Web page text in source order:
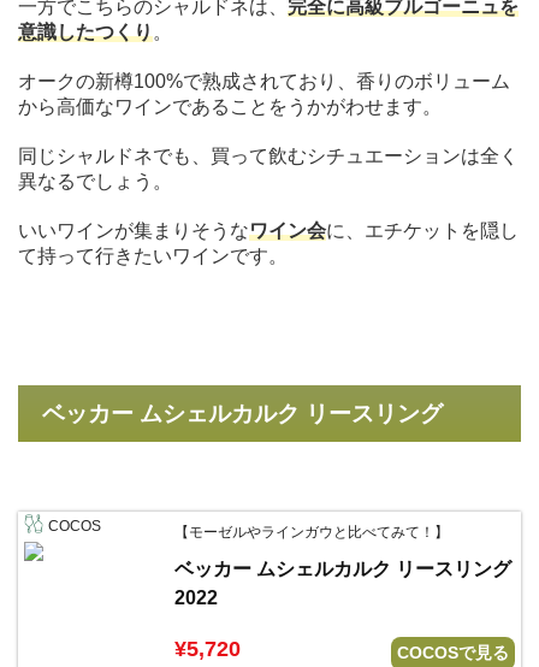
一方でこちらのシャルドネは、 完全に高級ブルゴーニュを
意識したつくり。
オークの新樽100%で熟成されており、香りのボリューム
から高価なワインであることをうかがわせます。
同じシャルドネでも、買って飲むシチュエーションは全く
異なるでしょう。
いいワインが集まりそうなワイン会に、エチケットを隠し
て持って行きたいワインです。
ベッカー ムシェルカルク リースリング
COCOS 【モーゼルやラインガウと比べてみて！】
ベッカー ムシェルカルク リースリング
2022
¥5,720 COCOSで見る